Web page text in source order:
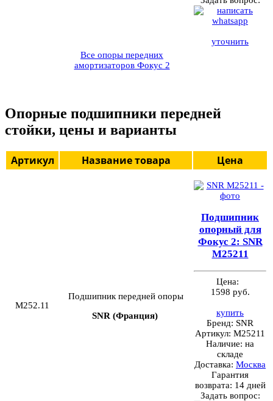
уточнить
Все опоры передних
амортизаторов Фокус 2
Опорные подшипники передней
стойки, цены и варианты
Артикул Название товара Цена
M252.11
Подшипник передней опоры
SNR (Франция)
Подшипник
опорный для
Фокус 2: SNR
M25211
Цена:
1598 руб.
купить
Бренд: SNR
Артикул: M25211
Наличие: на
складе
Доставка: Москва
Гарантия
возврата: 14 дней
Задать вопрос: